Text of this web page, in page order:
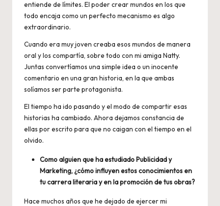
entiende de límites. El poder crear mundos en los que
todo encaja como un perfecto mecanismo es algo
extraordinario.
Cuando era muy joven creaba esos mundos de manera
oral y los compartía, sobre todo con mi amiga Natty.
Juntas convertíamos una simple idea o un inocente
comentario en una gran historia, en la que ambas
solíamos ser parte protagonista.
El tiempo ha ido pasando y el modo de compartir esas
historias ha cambiado. Ahora dejamos constancia de
ellas por escrito para que no caigan con el tiempo en el
olvido.
Como alguien que ha estudiado Publicidad y
Marketing, ¿cómo influyen estos conocimientos en
tu carrera literaria y en la promoción de tus obras?
Hace muchos años que he dejado de ejercer mi